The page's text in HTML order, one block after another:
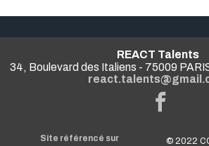
REACT Talents
34, Boulevard des Italiens - 75009
Site référencé sur © 2022